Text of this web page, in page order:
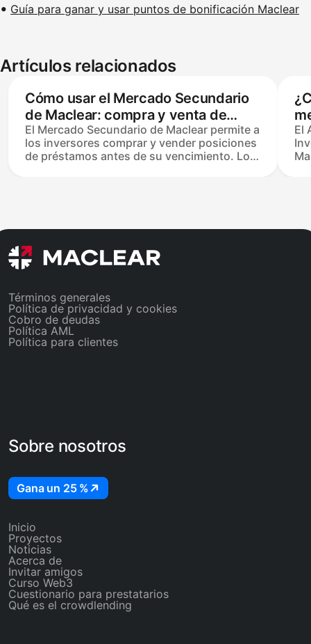
Guía para ganar y usar puntos de bonificación Maclear
Artículos relacionados
Cómo usar el Mercado Secundario
de Maclear: compra y venta de
inversiones explicadas
El Mercado Secundario de Maclear permite a
los inversores comprar y vender posiciones
de préstamos antes de su vencimiento. Los
se aplica una tarifa del 2.5% al vendedor
solo en ventas completadas. Los
El
Términos generales
Política de privacidad y cookies
Cobro de deudas
Política AML
Política para clientes
Sobre nosotros
Gana un 25 %
Inicio
Proyectos
Noticias
Acerca de
Invitar amigos
Curso Web3
Cuestionario para prestatarios
Qué es el crowdlending